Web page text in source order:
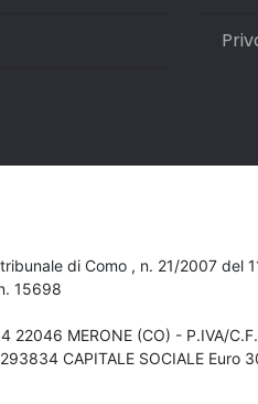
di Como , n. 21/2007 del
15698
22046 MERONE (CO) - P.IVA/
CAPITALE SOCIALE Euro